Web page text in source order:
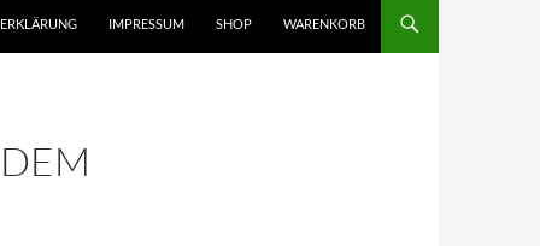
IMPRESSUM SHOP WARENKORB